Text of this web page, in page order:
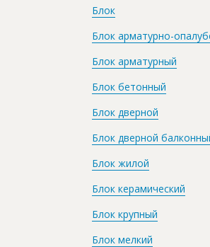
Блок
Блок арматурно-
Блок арматурный
Блок бетонный
Блок дверной
Блок дверной
Блок жилой
Блок керамический
Блок крупный
Блок мелкий